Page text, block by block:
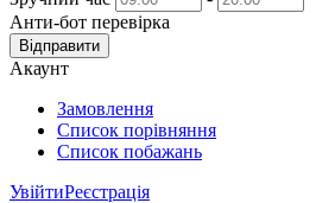
Анти-бот перевірка
Відправити
Акаунт
Замовлення
Cписок порівняння
Список побажань
УвійтиРеєстрація